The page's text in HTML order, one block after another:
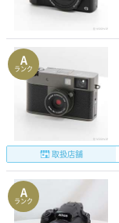
A
ランク
取扱店舗
A
ランク